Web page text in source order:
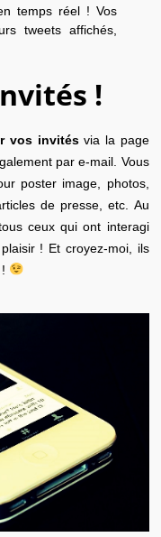
temps réel ! Vos
tweets affichés,
!
vos invitésvia la page
par e-mail. Vous
poster image, photos,
de presse, etc. Au
ceux qui ont interagi
! Et croyez-moi, ils